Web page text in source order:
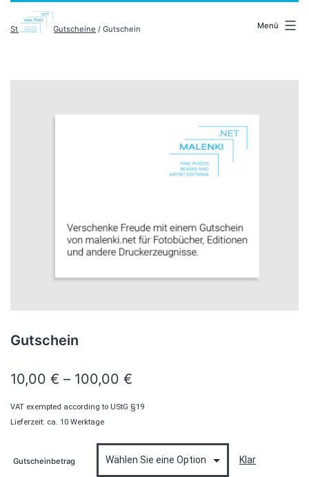
Inhalt
Menü
Startseite / Gutscheine / Gutschein
Gutschein
10,00 € – 100,00 €
10,00 €
100,00 €
VAT exempted according to UStG §19
Lieferzeit: ca. 10 Werktage
Gutscheinbetrag Klar